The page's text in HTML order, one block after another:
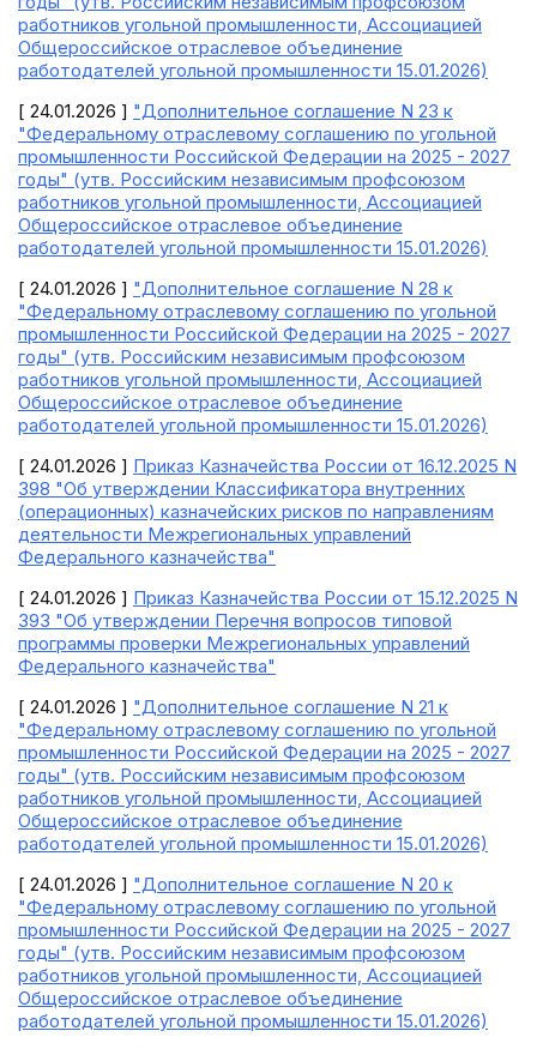
работников угольной промышленности, Ассоциацией
Общероссийское отраслевое объединение
работодателей угольной промышленности 15.01.2026)
[ 24.01.2026 ] "Дополнительное соглашение N 23 к
"Федеральному отраслевому соглашению по угольной
промышленности Российской Федерации на 2025 - 2027
годы" (утв. Российским независимым профсоюзом
работников угольной промышленности, Ассоциацией
Общероссийское отраслевое объединение
работодателей угольной промышленности 15.01.2026)
[ 24.01.2026 ] "Дополнительное соглашение N 28 к
"Федеральному отраслевому соглашению по угольной
промышленности Российской Федерации на 2025 - 2027
годы" (утв. Российским независимым профсоюзом
работников угольной промышленности, Ассоциацией
Общероссийское отраслевое объединение
работодателей угольной промышленности 15.01.2026)
[ 24.01.2026 ] Приказ Казначейства России от 16.12.2025 N
398 "Об утверждении Классификатора внутренних
(операционных) казначейских рисков по направлениям
деятельности Межрегиональных управлений
Федерального казначейства"
[ 24.01.2026 ] Приказ Казначейства России от 15.12.2025 N
393 "Об утверждении Перечня вопросов типовой
программы проверки Межрегиональных управлений
Федерального казначейства"
[ 24.01.2026 ] "Дополнительное соглашение N 21 к
"Федеральному отраслевому соглашению по угольной
промышленности Российской Федерации на 2025 - 2027
годы" (утв. Российским независимым профсоюзом
работников угольной промышленности, Ассоциацией
Общероссийское отраслевое объединение
работодателей угольной промышленности 15.01.2026)
[ 24.01.2026 ] "Дополнительное соглашение N 20 к
"Федеральному отраслевому соглашению по угольной
промышленности Российской Федерации на 2025 - 2027
годы" (утв. Российским независимым профсоюзом
работников угольной промышленности, Ассоциацией
Общероссийское отраслевое объединение
работодателей угольной промышленности 15.01.2026)